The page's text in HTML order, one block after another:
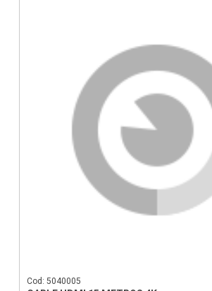
Cod: 5040005